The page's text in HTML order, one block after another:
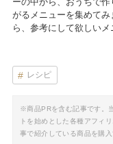
がるメニューを集めて
ら、参考にして欲しいメ
レシピ
※商品PRを含む記事です。
トを始めとした各種アフィ
事で紹介している商品を購